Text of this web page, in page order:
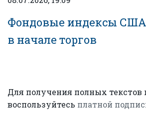
Фондовые индексы
в начале торгов
Для получения полных текстов
воспользуйтесь платной